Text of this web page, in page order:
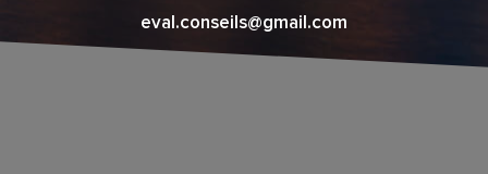
eval.conseils@gmail.com